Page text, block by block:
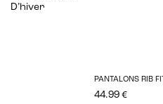
D’hiver
PANTALONS RIB FIT
44.99 €